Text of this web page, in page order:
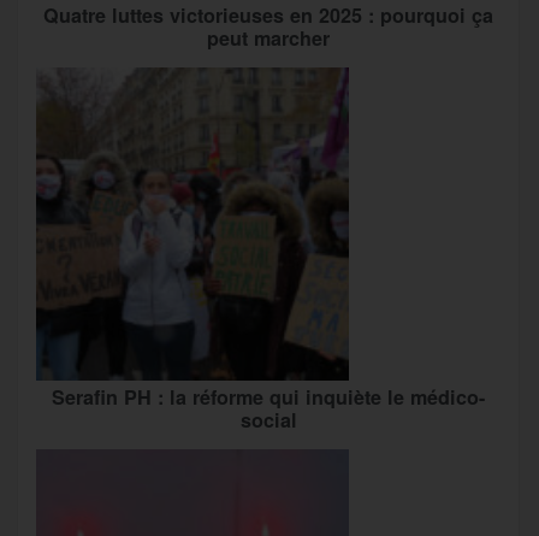
Quatre luttes victorieuses en 2025 : pourquoi ça
peut marcher
Serafin PH : la réforme qui inquiète le médico-
social